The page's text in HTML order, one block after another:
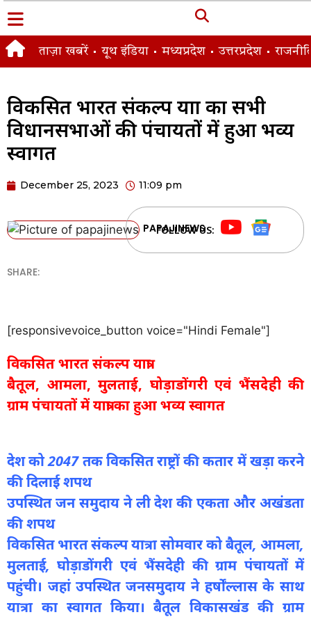
ताज़ा खबरें यूथ इंडिया मध्यप्रदेश उत्तरप्रदेश
विकसित भारत संकल्प यात्रा का सभी
विधानसभाओं की पंचायतों में हुआ भव्य
स्वागत
December 25, 2023 11:09 pm
PAPAJINEWS
FOLLOW US:
SHARE:
[responsivevoice_button voice="Hindi Female"]
विकसित भारत संकल्प यात्रा
बैतूल, आमला, मुलताई, घोड़ाडोंगरी एवं भैंसदेही की
ग्राम पंचायतों में यात्रा का हुआ भव्य स्वागत
देश को 2047 तक विकसित राष्ट्रों की कतार में खड़ा करने
की दिलाई शपथ
उपस्थित जन समुदाय ने ली देश की एकता और अखंडता
की शपथ
विकसित भारत संकल्प यात्रा सोमवार को बैतूल, आमला,
मुलताई, घोड़ाडोंगरी एवं भैंसदेही की ग्राम पंचायतों में
पहुंची। जहां उपस्थित जनसमुदाय ने हर्षोंल्लास के साथ
यात्रा का स्वागत किया। बैतूल विकासखंड की ग्राम